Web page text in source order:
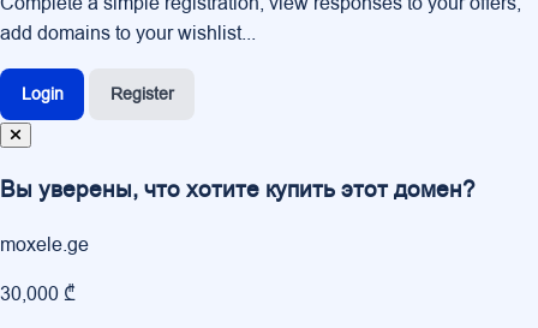
add domains to your wishlist...
Login Register
Вы уверены, что хотите купить этот домен?
moxele.ge
30,000 ₾